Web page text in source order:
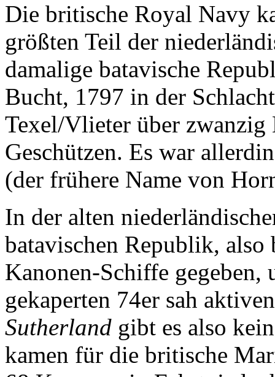
Die britische Royal Navy
größten Teil der
damalige batavische
Bucht, 1797 in der
Texel/Vlieter über
Geschützen. Es war
(der frühere Name von
In der alten
batavischen Republik, also
Kanonen-Schiffe
gekaperten 74er sah
Sutherland gibt es also
kamen für die britische